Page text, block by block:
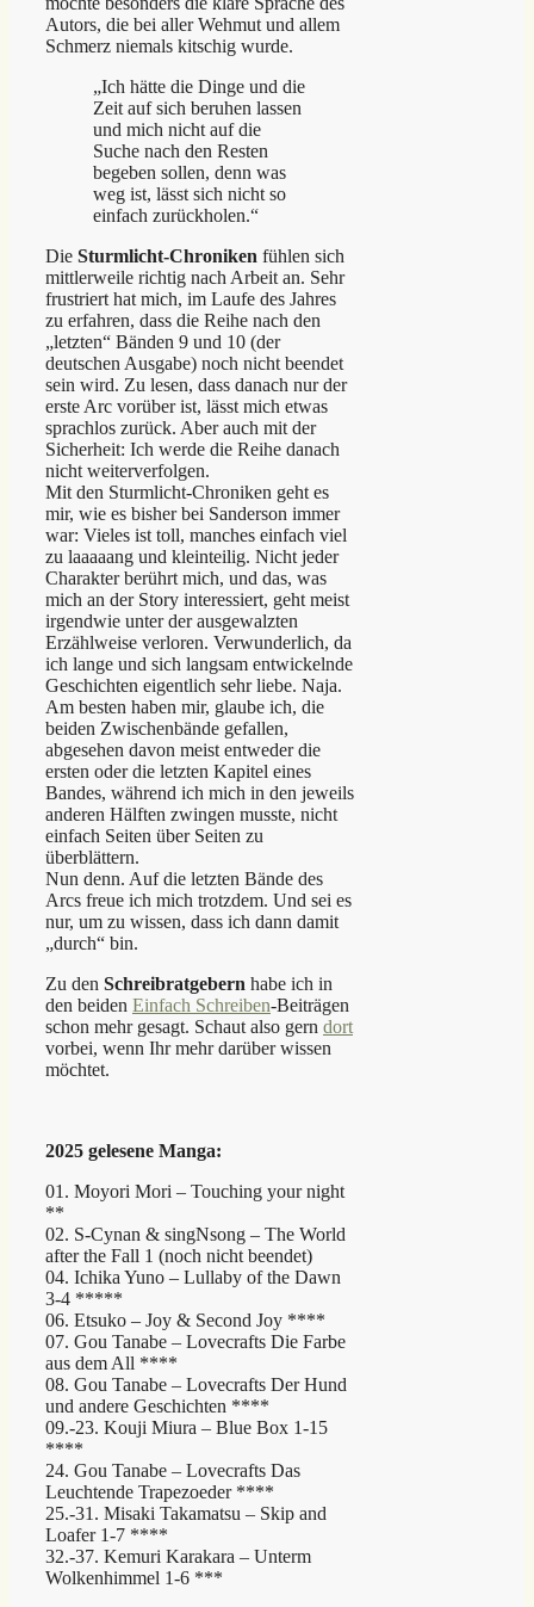
Autors, die bei aller Wehmut und allem
Schmerz niemals kitschig wurde.
„Ich hätte die Dinge und die
Zeit auf sich beruhen lassen
und mich nicht auf die
Suche nach den Resten
begeben sollen, denn was
weg ist, lässt sich nicht so
einfach zurückholen.“
Die Sturmlicht-Chroniken fühlen sich
mittlerweile richtig nach Arbeit an. Sehr
frustriert hat mich, im Laufe des Jahres
zu erfahren, dass die Reihe nach den
„letzten“ Bänden 9 und 10 (der
deutschen Ausgabe) noch nicht beendet
sein wird. Zu lesen, dass danach nur der
erste Arc vorüber ist, lässt mich etwas
sprachlos zurück. Aber auch mit der
Sicherheit: Ich werde die Reihe danach
nicht weiterverfolgen.
Mit den Sturmlicht-Chroniken geht es
mir, wie es bisher bei Sanderson immer
war: Vieles ist toll, manches einfach viel
zu laaaaang und kleinteilig. Nicht jeder
Charakter berührt mich, und das, was
mich an der Story interessiert, geht meist
irgendwie unter der ausgewalzten
Erzählweise verloren. Verwunderlich, da
ich lange und sich langsam entwickelnde
Geschichten eigentlich sehr liebe. Naja.
Am besten haben mir, glaube ich, die
beiden Zwischenbände gefallen,
abgesehen davon meist entweder die
ersten oder die letzten Kapitel eines
Bandes, während ich mich in den jeweils
anderen Hälften zwingen musste, nicht
einfach Seiten über Seiten zu
überblättern.
Nun denn. Auf die letzten Bände des
Arcs freue ich mich trotzdem. Und sei es
nur, um zu wissen, dass ich dann damit
„durch“ bin.
Zu den Schreibratgebern habe ich in
den beiden Einfach Schreiben-Beiträgen
schon mehr gesagt. Schaut also gern dort
vorbei, wenn Ihr mehr darüber wissen
möchtet.
2025 gelesene Manga:
01. Moyori Mori – Touching your night
**
02. S-Cynan & singNsong – The World
after the Fall 1 (noch nicht beendet)
04. Ichika Yuno – Lullaby of the Dawn
3-4 *****
06. Etsuko – Joy & Second Joy ****
07. Gou Tanabe – Lovecrafts Die Farbe
aus dem All ****
08. Gou Tanabe – Lovecrafts Der Hund
und andere Geschichten ****
09.-23. Kouji Miura – Blue Box 1-15
****
24. Gou Tanabe – Lovecrafts Das
Leuchtende Trapezoeder ****
25.-31. Misaki Takamatsu – Skip and
Loafer 1-7 ****
32.-37. Kemuri Karakara – Unterm
Wolkenhimmel 1-6 ***